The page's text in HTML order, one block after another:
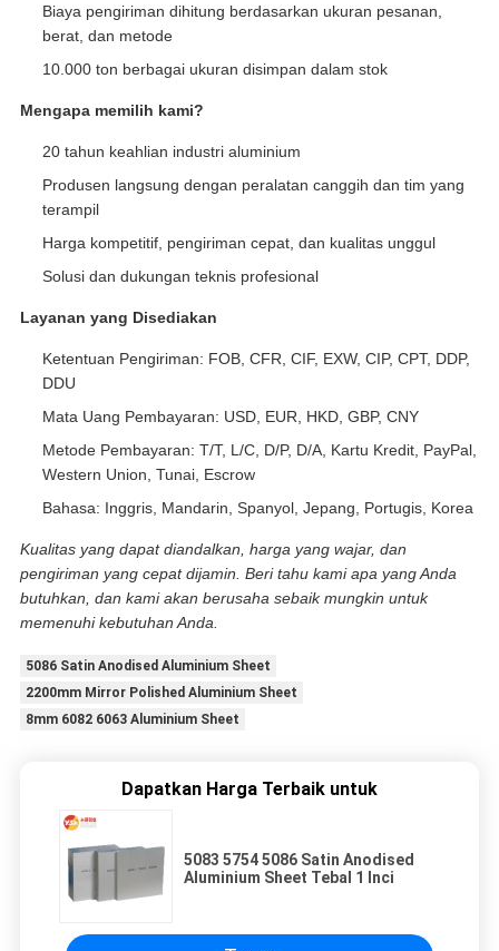
Biaya pengiriman dihitung berdasarkan ukuran pesanan,
berat, dan metode
10.000 ton berbagai ukuran disimpan dalam stok
Mengapa memilih kami?
20 tahun keahlian industri aluminium
Produsen langsung dengan peralatan canggih dan tim yang
terampil
Harga kompetitif, pengiriman cepat, dan kualitas unggul
Solusi dan dukungan teknis profesional
Layanan yang Disediakan
Ketentuan Pengiriman: FOB, CFR, CIF, EXW, CIP, CPT, DDP,
DDU
Mata Uang Pembayaran: USD, EUR, HKD, GBP, CNY
Metode Pembayaran: T/T, L/C, D/P, D/A, Kartu Kredit, PayPal,
Western Union, Tunai, Escrow
Bahasa: Inggris, Mandarin, Spanyol, Jepang, Portugis, Korea
Kualitas yang dapat diandalkan, harga yang wajar, dan
pengiriman yang cepat dijamin. Beri tahu kami apa yang Anda
butuhkan, dan kami akan berusaha sebaik mungkin untuk
memenuhi kebutuhan Anda.
5086 Satin Anodised Aluminium Sheet
2200mm Mirror Polished Aluminium Sheet
8mm 6082 6063 Aluminium Sheet
Dapatkan Harga Terbaik untuk
5083 5754 5086 Satin Anodised
Aluminium Sheet Tebal 1 Inci